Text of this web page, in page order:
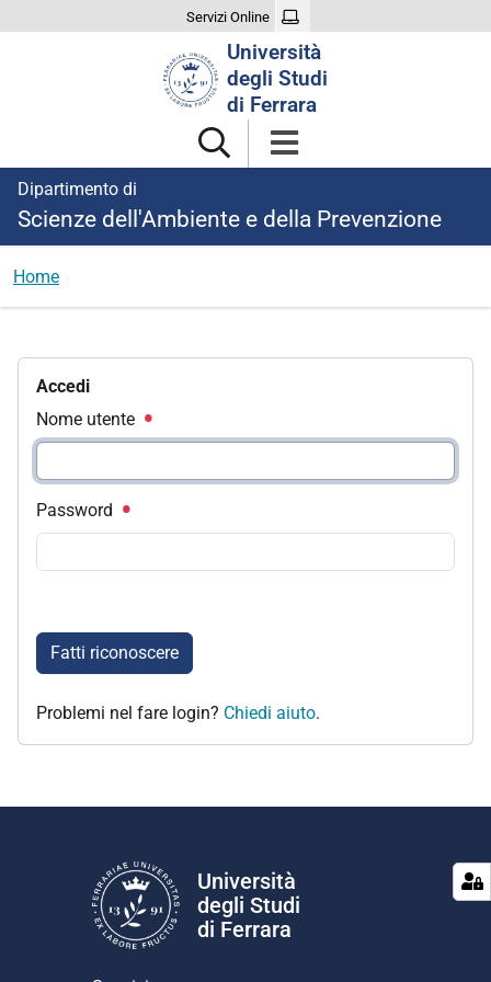
Servizi Online
Università
degli Studi
di Ferrara
Dipartimento di
Scienze dell'Ambiente e della Prevenzione
Home
Accedi
Nome utente
Password
Fatti riconoscere
Problemi nel fare login? Chiedi aiuto.
Università
degli Studi
di Ferrara